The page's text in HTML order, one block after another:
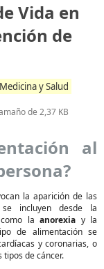
Vida en
de
Medicina y Salud
de 2,37 KB
al
la aparición de las
incluyen desde la
la anorexia y la
de alimentación se
y coronarias, o
de cáncer.